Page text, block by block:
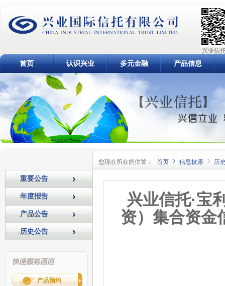
兴业信
首页 认识兴业 多元金融 产品信息
您现在所在的位置： 首页 信息披露 历
重要公告
年度报告
产品公告
历史公告
产品预约
兴业信托·宝
资）集合资金